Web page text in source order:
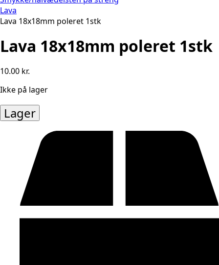
Lava
Lava 18x18mm poleret 1stk
Lava 18x18mm poleret 1stk
10.00 kr.
Ikke på lager
Lager